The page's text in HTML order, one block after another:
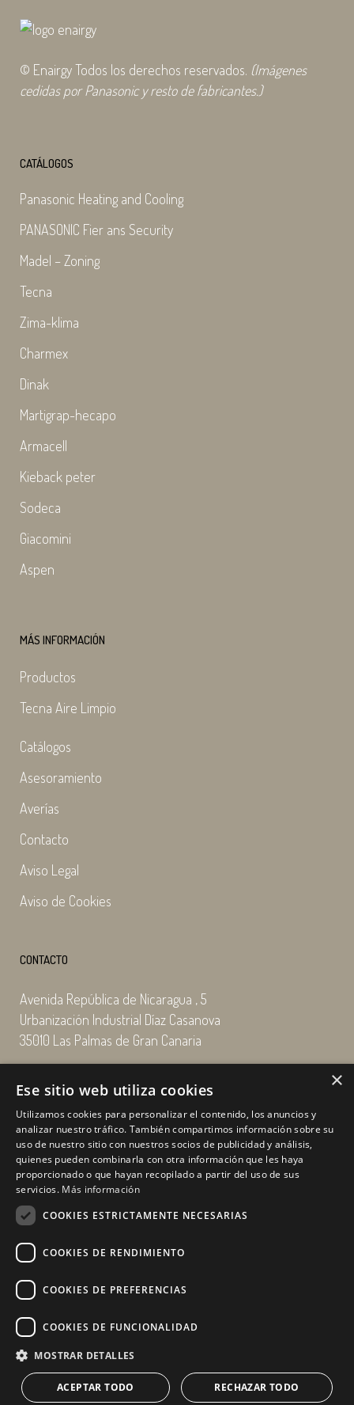
© Enairgy Todos los derechos reservados. (Imágenes
cedidas por Panasonic y resto de fabricantes.)
CATÁLOGOS
Panasonic Heating and Cooling
PANASONIC Fier ans Security
Madel – Zoning
Tecna
Zima-klima
Charmex
Dinak
Martigrap-hecapo
Armacell
Kieback peter
Sodeca
Giacomini
Aspen
MÁS INFORMACIÓN
Productos
Tecna Aire Limpio
Catálogos
Asesoramiento
Averías
Contacto
Aviso Legal
Aviso de Cookies
CONTACTO
Avenida República de Nicaragua , 5
Urbanización Industrial Díaz Casanova
35010 Las Palmas de Gran Canaria
Email: enairgy@enairgy.es
Horariode lunes a jueves
de 07:00 a 16:00 horas
viernes de 07:00 a 15:00 horas
sábados y domingo, cerrado.
×
Ese sitio web utiliza cookies
Utilizamos cookies para personalizar el contenido, los anuncios y
analizar nuestro tráfico. También compartimos información sobre su
uso de nuestro sitio con nuestros socios de publicidad y análisis,
quienes pueden combinarla con otra información que les haya
proporcionado o que hayan recopilado a partir del uso de sus
servicios. Más información
COOKIES ESTRICTAMENTE NECESARIAS
COOKIES DE RENDIMIENTO
COOKIES DE PREFERENCIAS
COOKIES DE FUNCIONALIDAD
MOSTRAR DETALLES
ACEPTAR TODO RECHAZAR TODO